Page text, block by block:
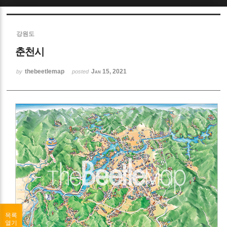
강원도
춘천시
by thebeetlemap posted Jan 15, 2021
목록
열기
Sketchbook5, 스케치북5
Sketchbook5, 스케치북5